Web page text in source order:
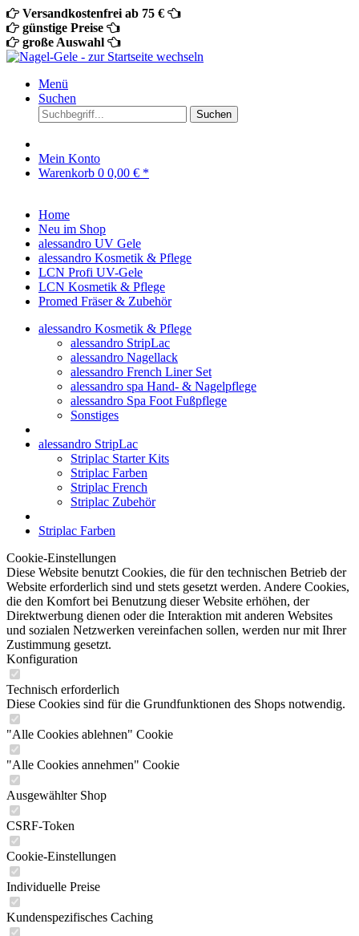
Versandkostenfrei ab 75 €
günstige Preise
große Auswahl
Menü
Suchen
Suchen
Mein Konto
Warenkorb 0 0,00 € *
Home
Neu im Shop
alessandro UV Gele
alessandro Kosmetik & Pflege
LCN Profi UV-Gele
LCN Kosmetik & Pflege
Promed Fräser & Zubehör
alessandro Kosmetik & Pflege
alessandro StripLac
alessandro Nagellack
alessandro French Liner Set
alessandro spa Hand- & Nagelpflege
alessandro Spa Foot Fußpflege
Sonstiges
alessandro StripLac
Striplac Starter Kits
Striplac Farben
Striplac French
Striplac Zubehör
Striplac Farben
Cookie-Einstellungen
Diese Website benutzt Cookies, die für den technischen Betrieb der
Website erforderlich sind und stets gesetzt werden. Andere Cookies,
die den Komfort bei Benutzung dieser Website erhöhen, der
Direktwerbung dienen oder die Interaktion mit anderen Websites
und sozialen Netzwerken vereinfachen sollen, werden nur mit Ihrer
Zustimmung gesetzt.
Konfiguration
Technisch erforderlich
Diese Cookies sind für die Grundfunktionen des Shops notwendig.
"Alle Cookies ablehnen" Cookie
"Alle Cookies annehmen" Cookie
Ausgewählter Shop
CSRF-Token
Cookie-Einstellungen
Individuelle Preise
Kundenspezifisches Caching